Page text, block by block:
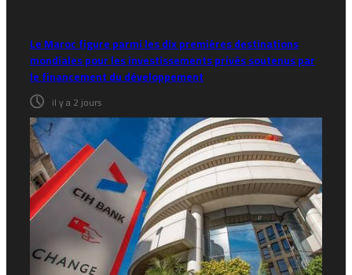
Le Maroc figure parmi les dix premières destinations
mondiales pour les investissements privés soutenus par
le financement du développement
il y a 2 jours